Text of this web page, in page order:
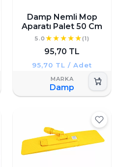
Damp Nemli Mop
Aparatı Palet 50 Cm
5.0 (1)
95,70 TL
95,70 TL / Adet
Damp